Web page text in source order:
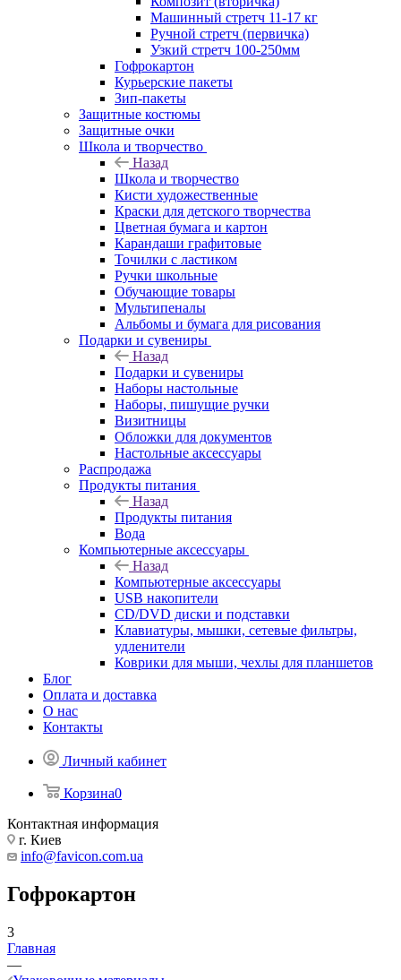
Машинный стретч 11-17 кг
Ручной стретч (первичка)
Узкий стретч 100-250мм
Гофрокартон
Курьерские пакеты
Зип-пакеты
Защитные костюмы
Защитные очки
Школа и творчество
Назад
Школа и творчество
Кисти художественные
Краски для детского творчества
Цветная бумага и картон
Карандаши графитовые
Точилки с ластиком
Ручки школьные
Обучающие товары
Мультипеналы
Альбомы и бумага для рисования
Подарки и сувениры
Назад
Подарки и сувениры
Наборы настольные
Наборы, пишущие ручки
Визитницы
Обложки для документов
Настольные аксессуары
Распродажа
Продукты питания
Назад
Продукты питания
Вода
Компьютерные аксессуары
Назад
Компьютерные аксессуары
USB накопители
CD/DVD диски и подставки
Клавиатуры, мышки, сетевые фильтры,
удленители
Коврики для мыши, чехлы для планшетов
Блог
Оплата и доставка
О нас
Контакты
Личный кабинет
Корзина0
Контактная информация
г. Киев
info@favicon.com.ua
Гофрокартон
3
Главная
—